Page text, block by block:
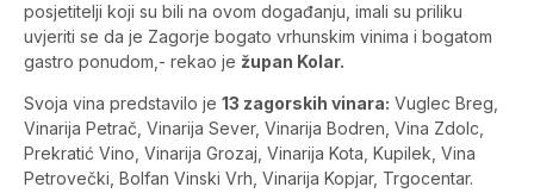
posjetitelji koji su bili na ovom događanju, imali su priliku
uvjeriti se da je Zagorje bogato vrhunskim vinima i bogatom
gastro ponudom,- rekao je župan Kolar.
Svoja vina predstavilo je 13 zagorskih vinara: Vuglec Breg,
Vinarija Petrač, Vinarija Sever, Vinarija Bodren, Vina Zdolc,
Prekratić Vino, Vinarija Grozaj, Vinarija Kota, Kupilek, Vina
Petrovečki, Bolfan Vinski Vrh, Vinarija Kopjar, Trgocentar.